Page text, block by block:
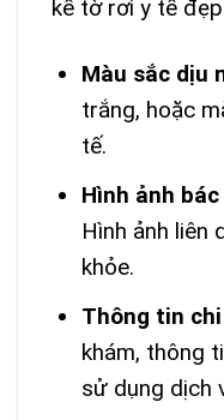
kế tờ rơi y tế
Màu sắc dịu
trắng, hoặc
tế.
Hình ảnh
Hình ảnh liên
khỏe.
Thông tin
khám, thông
sử dụng dịch